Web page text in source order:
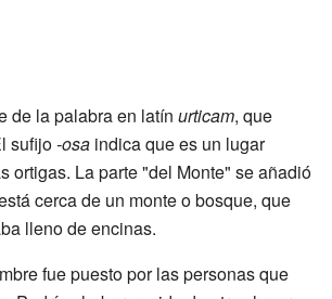
de la palabra en latín urticam, que
sufijo-osa indica que es un lugar
ortigas. La parte "del Monte" se añadió
cerca de un monte o bosque, que
lleno de encinas.
fue puesto por las personas que